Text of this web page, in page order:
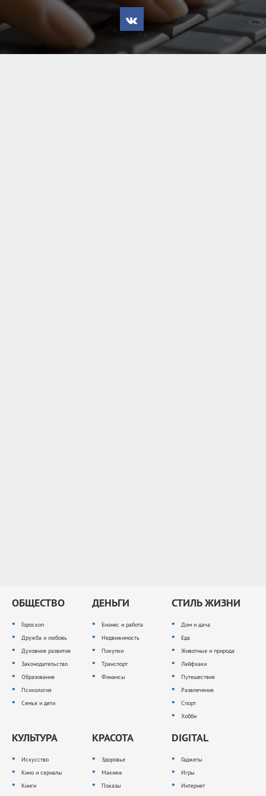
ОБЩЕСТВО
Гороскоп
Дружба и любовь
Духовное развитие
Законодательство
Образование
Психология
Семья и дети
ДЕНЬГИ
Бизнес и работа
Недвижимость
Покупки
Транспорт
Финансы
СТИЛЬ ЖИЗНИ
Дом и дача
Еда
Животные и природа
Лайфхаки
Путешествия
Развлечения
Спорт
Хобби
КУЛЬТУРА
Искусство
Кино и сериалы
Книги
КРАСОТА
Здоровье
Макияж
Показы
DIGITAL
Гаджеты
Игры
Интернет